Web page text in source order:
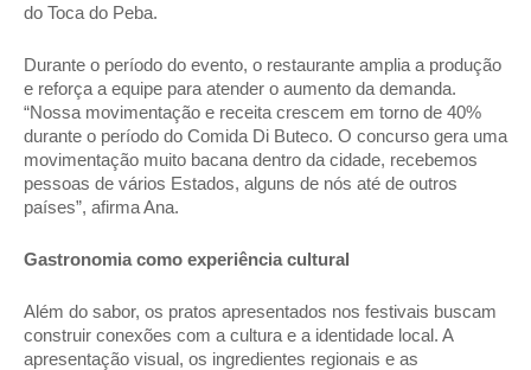
do Toca do Peba.
Durante o período do evento, o restaurante amplia a produção
e reforça a equipe para atender o aumento da demanda.
“Nossa movimentação e receita crescem em torno de 40%
durante o período do Comida Di Buteco. O concurso gera uma
movimentação muito bacana dentro da cidade, recebemos
pessoas de vários Estados, alguns de nós até de outros
países”, afirma Ana.
Gastronomia como experiência cultural
Além do sabor, os pratos apresentados nos festivais buscam
construir conexões com a cultura e a identidade local. A
apresentação visual, os ingredientes regionais e as